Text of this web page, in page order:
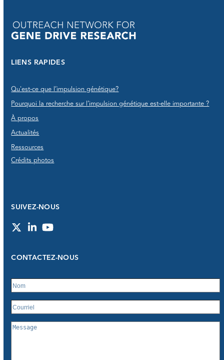
LIENS RAPIDES
Qu'est-ce que l’impulsion génétique?
Pourquoi la recherche sur l’impulsion génétique est-elle importante ?
À propos
Actualités
Ressources
Crédits photos
SUIVEZ-NOUS
TwitterLinkedInYouTube
CONTACTEZ-NOUS